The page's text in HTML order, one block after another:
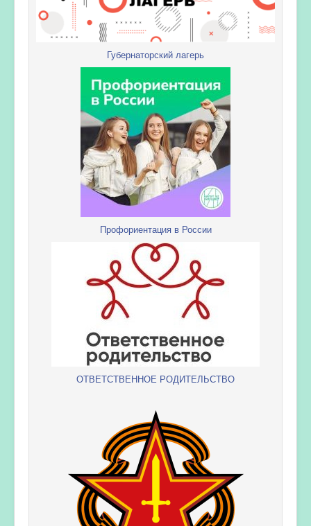
Губернаторский лагерь
Профориентация в России
ОТВЕТСТВЕННОЕ РОДИТЕЛЬСТВО